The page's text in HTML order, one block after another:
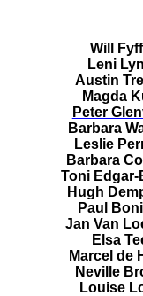
Will
Leni
Austin
Magda
Peter
Barbara
Leslie
Barbara
Toni
Hugh
Paul
Jan Van
Elsa
Marcel de
Neville
Louise